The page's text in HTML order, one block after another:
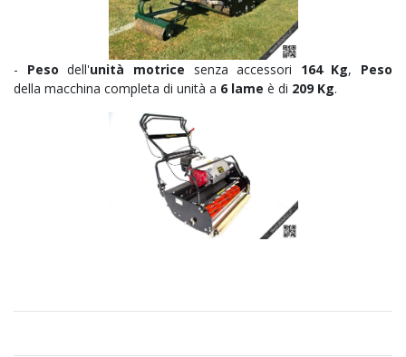
- Pesodell'unità motrice senza accessori 164 Kg, Peso
della macchina completa di unità a 6 lame è di 209 Kg.